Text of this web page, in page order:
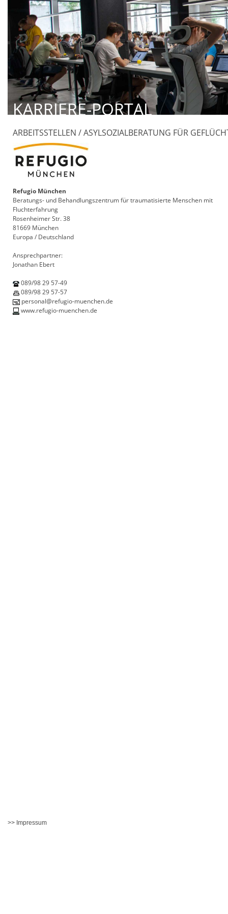
KARRIERE-PORTAL
ARBEITSSTELLEN / ASYLSOZIALBERATUNG FÜR
Refugio München
Beratungs- und Behandlungszentrum für traumatisierte Menschen mit
Fluchterfahrung
Rosenheimer Str. 38
81669 München
Europa / Deutschland
Ansprechpartner:
Jonathan Ebert
089/98 29 57-49
089/98 29 57-57
personal@refugio-muenchen.de
www.refugio-muenchen.de
>> Impressum